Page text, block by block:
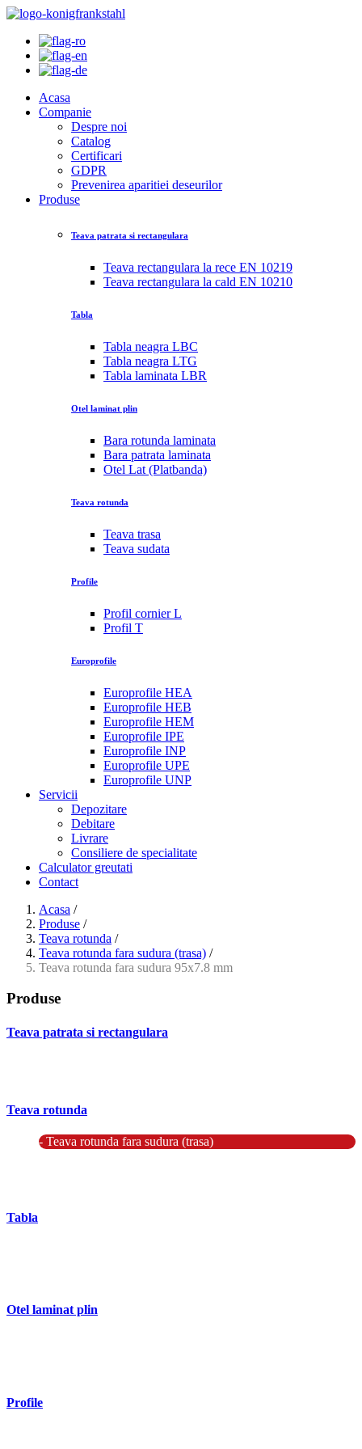
Acasa
Companie
Despre noi
Catalog
Certificari
GDPR
Prevenirea aparitiei deseurilor
Produse
Teava patrata si rectangulara
Teava rectangulara la rece EN 10219
Teava rectangulara la cald EN 10210
Tabla
Tabla neagra LBC
Tabla neagra LTG
Tabla laminata LBR
Otel laminat plin
Bara rotunda laminata
Bara patrata laminata
Otel Lat (Platbanda)
Teava rotunda
Teava trasa
Teava sudata
Profile
Profil cornier L
Profil T
Europrofile
Europrofile HEA
Europrofile HEB
Europrofile HEM
Europrofile IPE
Europrofile INP
Europrofile UPE
Europrofile UNP
Servicii
Depozitare
Debitare
Livrare
Consiliere de specialitate
Calculator greutati
Contact
Acasa /
Produse /
Teava rotunda /
Teava rotunda fara sudura (trasa) /
Teava rotunda fara sudura 95x7.8 mm
Produse
Teava patrata si rectangulara
Teava rotunda
- Teava rotunda fara sudura (trasa)
Tabla
Otel laminat plin
Profile